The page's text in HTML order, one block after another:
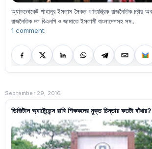
অ্যাডভোকেট শাহানূর ইসলাম সৈকত গণতান্ত্রিক রাজনৈতিক চর্চার অবর্তমানে দেশের অন্যতম বৃহৎ
রাজনৈতিক দল বিএনপি ও জামাতে ইসলামী বাংলাদেশসহ সম...
1 comment:
September 29, 2016
ডিজিটাল অ্যাটেন্ডেন্স রাবি শিক্ষকদের মুক্ত চিন্তায় কতটা বাঁধার?